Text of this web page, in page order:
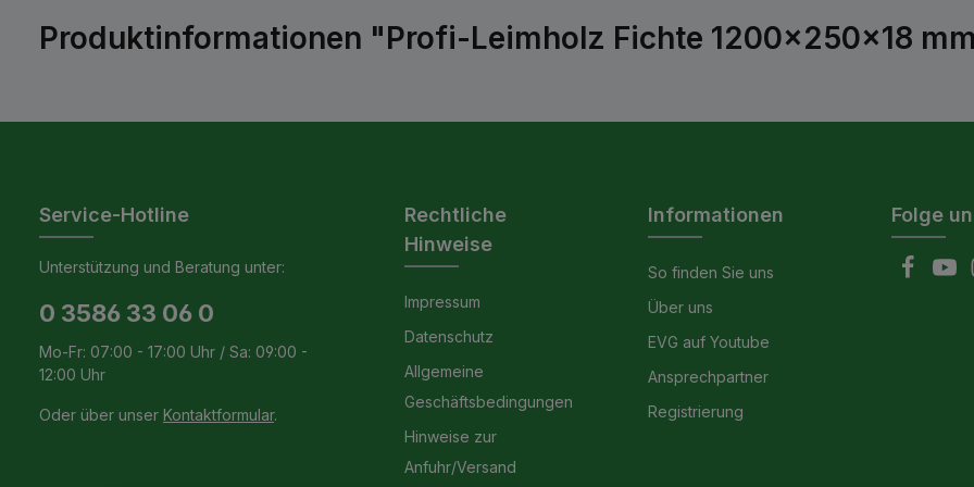
Produktinformationen "Profi-Leimholz Fichte 1200x250x18
Service-Hotline
Unterstützung und Beratung unter:
0 3586 33 06 0
Mo-Fr: 07:00 - 17:00 Uhr / Sa: 09:00 -
12:00 Uhr
Oder über unser Kontaktformular.
Rechtliche
Hinweise
Impressum
Datenschutz
Allgemeine
Geschäftsbedingungen
Hinweise zur
Anfuhr/Versand
Informationen
So finden Sie uns
Über uns
EVG auf Youtube
Ansprechpartner
Registrierung
Folge